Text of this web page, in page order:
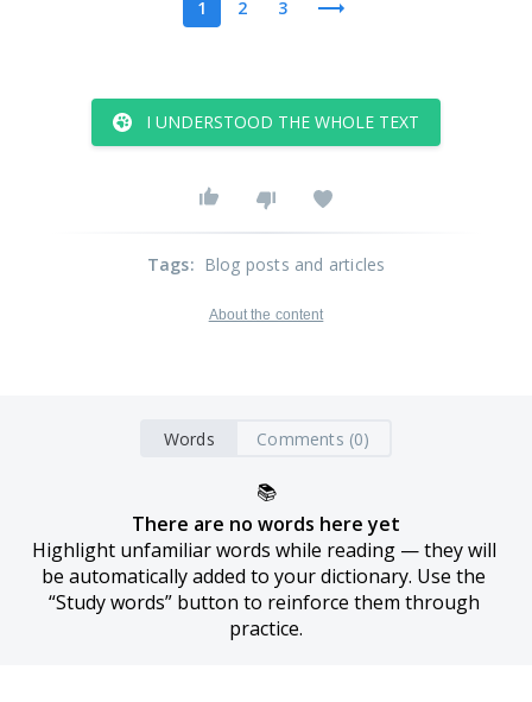
1 2 3
I UNDERSTOOD THE WHOLE TEXT
Tags: Blog posts and articles
About the content
Words Comments (0)
📚
There are no words here yet
Highlight unfamiliar words while reading — they will
be automatically added to your dictionary. Use the
“Study words” button to reinforce them through
practice.